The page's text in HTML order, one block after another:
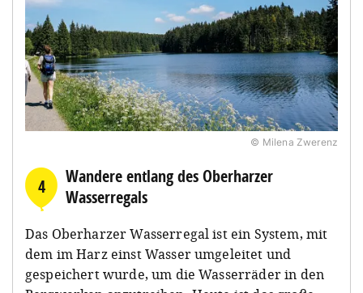
© Milena Zwerenz
4
Wandere entlang des Oberharzer
Wasserregals
Das Oberharzer Wasserregal ist ein System, mit
dem im Harz einst Wasser umgeleitet und
gespeichert wurde, um die Wasserräder in den